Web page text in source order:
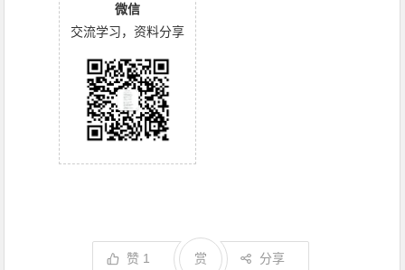
微信
交流学习，资料分享
赞 1 分享
赏